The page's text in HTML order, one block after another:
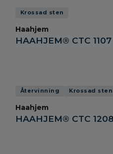
Krossad sten
Haahjem
HAAHJEM® CTC
Återvinning Krossad sten
Haahjem
HAAHJEM® CTC